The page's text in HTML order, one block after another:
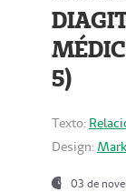
5)
Texto:
Design:
03 de